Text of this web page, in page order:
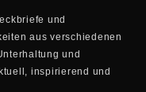
und
aus verschiedenen
und
inspirierend und